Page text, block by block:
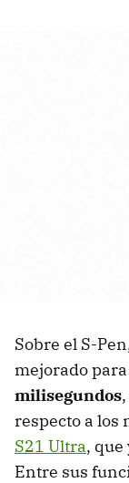
Sobre el S-
mejorado para
milisegundos
respecto a los
S21 Ultra, que
Entre sus